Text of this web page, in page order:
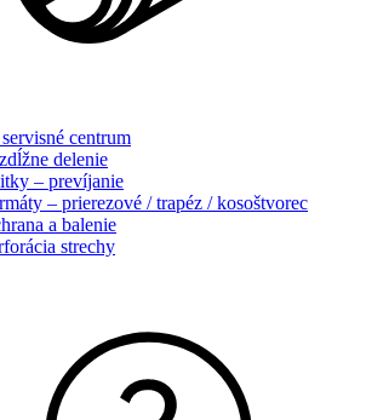
centrum
delenie
– prevíjanie
– prierezové / trapéz / kosoštvorec
a balenie
strechy